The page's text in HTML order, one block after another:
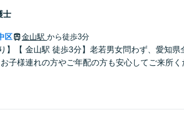
士
区 金山駅 から徒歩3分
】【 金山駅 徒歩3分】老若男女問わず、愛知
子様連れの方やご年配の方も安心してご来所く